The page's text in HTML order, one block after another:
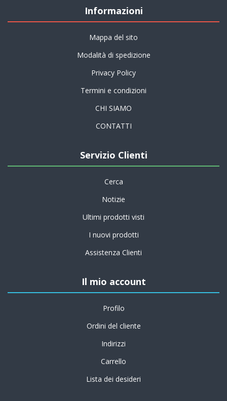
Informazioni
Mappa del sito
Modalità di spedizione
Privacy Policy
Termini e condizioni
CHI SIAMO
CONTATTI
Servizio Clienti
Cerca
Notizie
Ultimi prodotti visti
I nuovi prodotti
Assistenza Clienti
Il mio account
Profilo
Ordini del cliente
Indirizzi
Carrello
Lista dei desideri